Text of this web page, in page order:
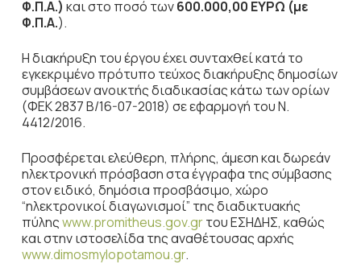
Φ.Π.Α.) και στο ποσό των600.000,00 ΕΥΡΩ (με
Φ.Π.Α.).
Η διακήρυξη του έργου έχει συνταχθεί κατά το
εγκεκριμένο πρότυπο τεύχος διακήρυξης δημοσίων
συμβάσεων ανοικτής διαδικασίας κάτω των ορίων
(ΦΕΚ 2837 Β/16-07-2018) σε εφαρμογή του Ν.
4412/2016.
Προσφέρεται ελεύθερη, πλήρης, άμεση και δωρεάν
ηλεκτρονική πρόσβαση στα έγγραφα της σύμβασης
στον ειδικό, δημόσια προσβάσιμο, χώρο
“ηλεκτρονικοί διαγωνισμοί” της διαδικτυακής
πύληςwww.promitheus.gov.grτου ΕΣΗΔΗΣ, καθώς
και στην ιστοσελίδα της αναθέτουσας αρχής
www.dimosmylopotamou.gr.